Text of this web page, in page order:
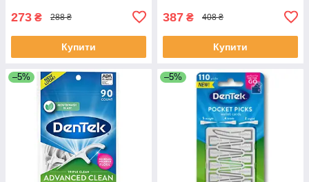
273 ₴ 288 ₴
Купити
387 ₴ 408 ₴
Купити
–5% –5%